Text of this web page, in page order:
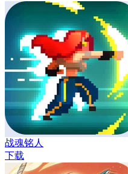
战魂铭人
下载